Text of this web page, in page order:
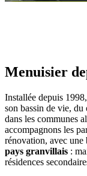
Menuisier
Installée depuis 1998,
son bassin de vie,
dans les communes
accompagnons les
rénovation, avec une
pays granvillais :
résidences